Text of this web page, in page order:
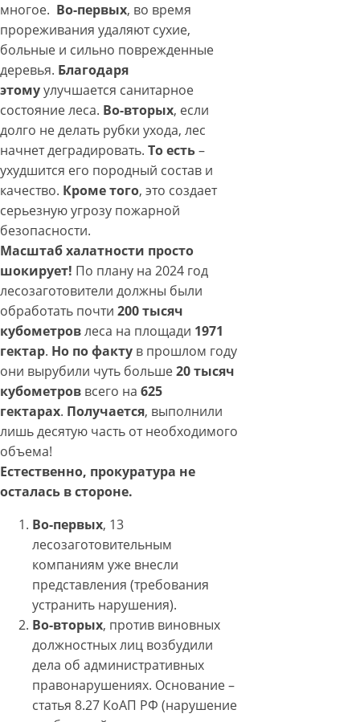
многое. Во-первых, во время
прореживания удаляют сухие,
больные и сильно поврежденные
деревья. Благодаря
этомуулучшается санитарное
состояние леса. Во-вторых, если
долго не делать рубки ухода, лес
начнет деградировать. То есть–
ухудшится его породный состав и
качество. Кроме того, это создает
серьезную угрозу пожарной
безопасности.
Масштаб халатности просто
шокирует! По плану на 2024 год
лесозаготовители должны были
обработать почти 200 тысяч
кубометровлеса на площади 1971
гектар. Но по факту в прошлом году
они вырубили чуть больше20 тысяч
кубометров всего на 625
гектарах. Получается, выполнили
лишь десятую часть от необходимого
объема!
Естественно, прокуратура не
осталась в стороне.
Во-первых, 13
лесозаготовительным
компаниям уже внесли
представления (требования
устранить нарушения).
Во-вторых, против виновных
должностных лиц возбудили
дела об административных
правонарушениях. Основание –
статья 8.27 КоАП РФ (нарушение